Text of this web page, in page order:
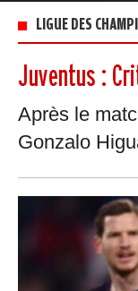
LIGUE DES
Juventus :
Après le
Gonzalo